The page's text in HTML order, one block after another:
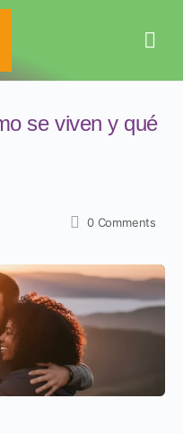
se viven y qué
0 Comments